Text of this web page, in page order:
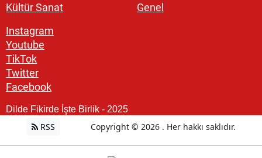
Kültür Sanat
Genel
Instagram
Youtube
TikTok
Twitter
Facebook
Dilde Fikirde İşte Birlik - 2025
RSS Copyright © 2026 . Her hakkı saklıdır.